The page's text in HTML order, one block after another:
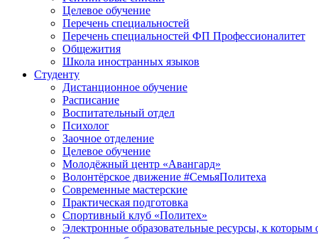
Целевое обучение
Перечень специальностей
Перечень специальностей ФП Профессионалитет
Общежития
Школа иностранных языков
Студенту
Дистанционное обучение
Расписание
Воспитательный отдел
Психолог
Заочное отделение
Целевое обучение
Молодёжный центр «Авангард»
Волонтёрское движение #СемьяПолитеха
Современные мастерские
Практическая подготовка
Спортивный клуб «Политех»
Электронные образовательные ресурсы, к которым